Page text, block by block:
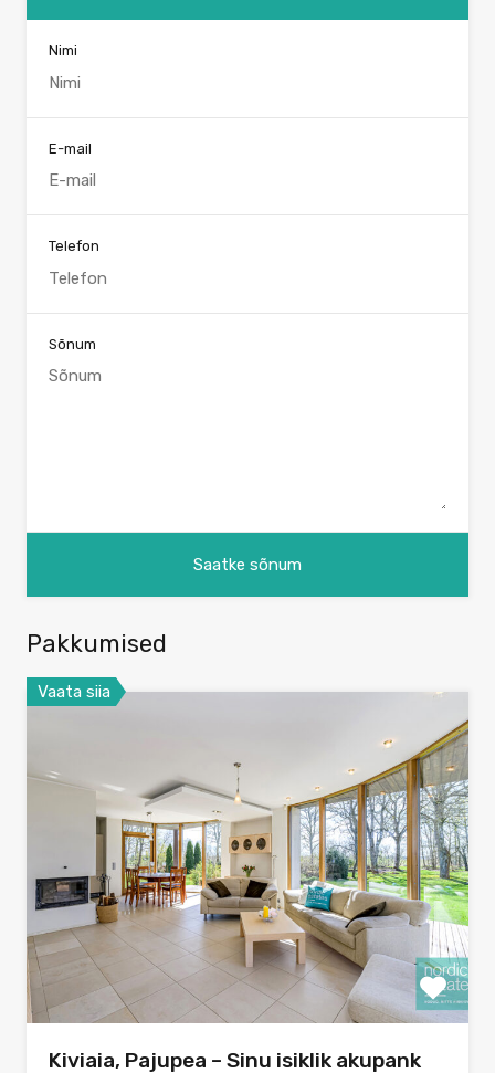
Nimi
E-mail
Telefon
Sõnum
Pakkumised
Vaata siia
Kiviaia, Pajupea – Sinu isiklik akupank